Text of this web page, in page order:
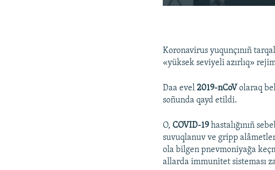
Koronavirus yuqunçınıñ
«yüksek seviyeli azırlıq»
Daa evel2019-nCoVolaraq
soñunda qayd etildi.
O, COVID-19 hastalığınıñ
suvuqlanuv ve gripp
ola bilgen pnevmoniyağa
allarda immunitet sisteması